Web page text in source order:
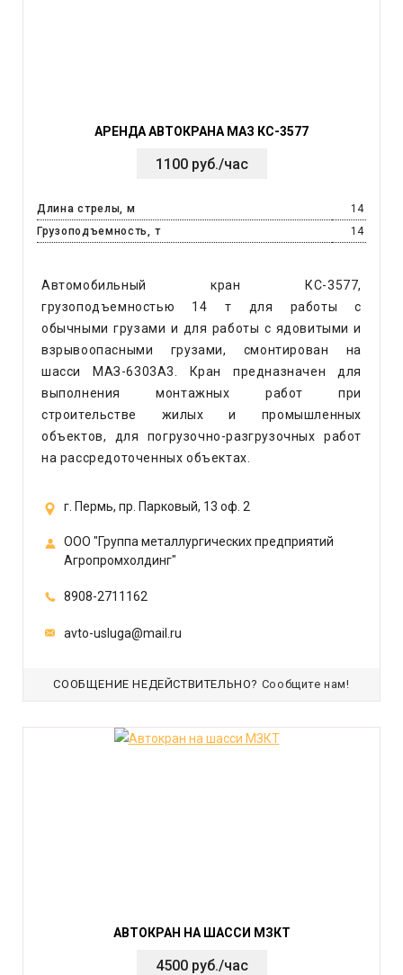
АРЕНДА АВТОКРАНА МАЗ КС-3577
1100 руб./час
Длина стрелы, м
14
Грузоподъемность, т
14
Автомобильный кран КС-3577,
грузоподъемностью 14 т для работы с
обычными грузами и для работы с ядовитыми и
взрывоопасными грузами, смонтирован на
шасси МАЗ-6303A3. Кран предназначен для
выполнения монтажных работ при
строительстве жилых и промышленных
объектов, для погрузочно-разгрузочных работ
на рассредоточенных объектах.
г. Пермь, пр. Парковый, 13 оф. 2
ООО "Группа металлургических предприятий
Агропромхолдинг"
8908-2711162
avto-usluga@mail.ru
СООБЩЕНИЕ НЕДЕЙСТВИТЕЛЬНО? Сообщите нам!
АВТОКРАН НА ШАССИ МЗКТ
4500 руб./час